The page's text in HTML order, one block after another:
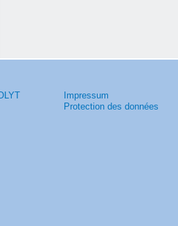
Impressum
Protection des données